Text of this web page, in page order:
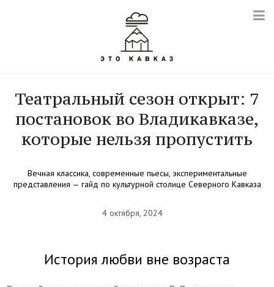
Театральный сезон открыт: 7
постановок во Владикавказе,
которые нельзя пропустить
Вечная классика, современные пьесы, экспериментальные
представления — гайд по культурной столице Северного Кавказа
4 октября, 2024
История любви вне возраста